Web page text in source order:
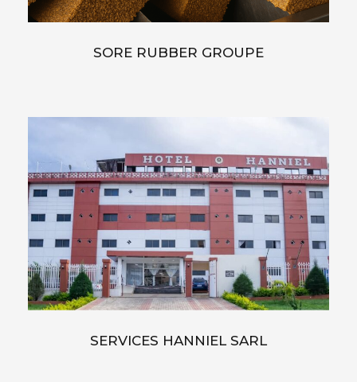
SORE RUBBER GROUPE
SERVICES HANNIEL SARL